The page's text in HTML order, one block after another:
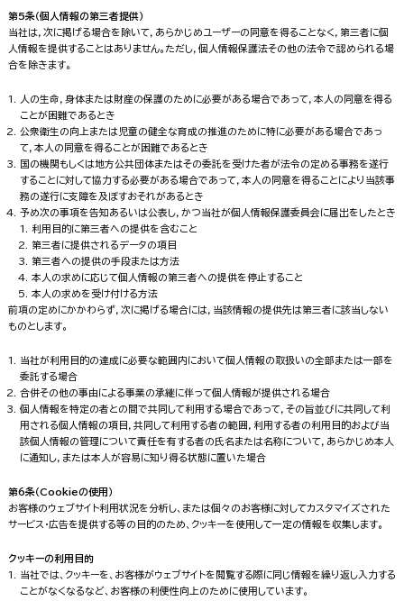
第5条（個人情報の第三者提供）
当社は，次に掲げる場合を除いて，あらかじめユーザーの同意を得ることなく，第三者に個
人情報を提供することはありません。ただし，個人情報保護法その他の法令で認められる場
合を除きます。
人の生命，身体または財産の保護のために必要がある場合であって，本人の同意を得る
ことが困難であるとき
公衆衛生の向上または児童の健全な育成の推進のために特に必要がある場合であっ
て，本人の同意を得ることが困難であるとき
国の機関もしくは地方公共団体またはその委託を受けた者が法令の定める事務を遂行
することに対して協力する必要がある場合であって，本人の同意を得ることにより当該事
務の遂行に支障を及ぼすおそれがあるとき
予め次の事項を告知あるいは公表し，かつ当社が個人情報保護委員会に届出をしたとき
利用目的に第三者への提供を含むこと
第三者に提供されるデータの項目
第三者への提供の手段または方法
本人の求めに応じて個人情報の第三者への提供を停止すること
本人の求めを受け付ける方法
前項の定めにかかわらず，次に掲げる場合には，当該情報の提供先は第三者に該当しない
ものとします。
当社が利用目的の達成に必要な範囲内において個人情報の取扱いの全部または一部を
委託する場合
合併その他の事由による事業の承継に伴って個人情報が提供される場合
個人情報を特定の者との間で共同して利用する場合であって，その旨並びに共同して利
用される個人情報の項目，共同して利用する者の範囲，利用する者の利用目的および当
該個人情報の管理について責任を有する者の氏名または名称について，あらかじめ本人
に通知し，または本人が容易に知り得る状態に置いた場合
第6条（Cookieの使用）
お客様のウェブサイト利用状況を分析し、または個々のお客様に対してカスタマイズされた
サービス・広告を提供する等の目的のため、クッキーを使用して一定の情報を収集します。
クッキーの利用目的
当社では、クッキーを、お客様がウェブサイトを閲覧する際に同じ情報を繰り返し入力する
ことがなくなるなど、お客様の利便性向上のために使用しています。